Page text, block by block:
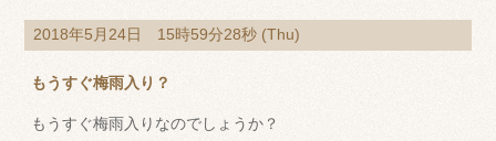
2018年5月24日 15時59分28秒 (Thu)
もうすぐ梅雨入り？
もうすぐ梅雨入りなのでしょうか？